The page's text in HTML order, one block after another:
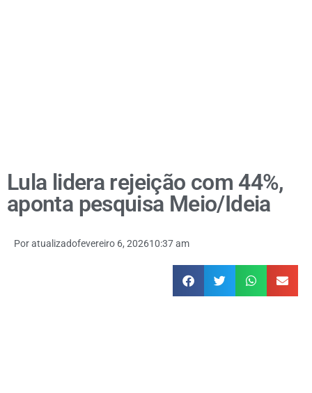
Lula lidera rejeição com 44%,
aponta pesquisa Meio/Ideia
Poratualizadofevereiro 6, 202610:37 am